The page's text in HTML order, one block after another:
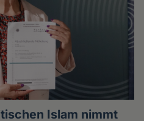
Islam nimmt